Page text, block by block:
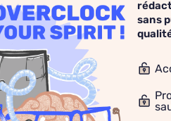
sans